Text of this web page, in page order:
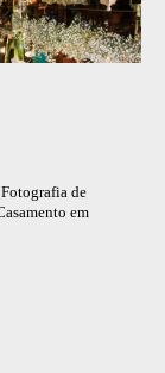
de
em